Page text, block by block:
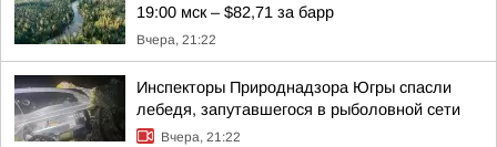
19:00 мск – $82,71 за барр
Вчера, 21:22
Инспекторы Природнадзора Югры спасли
лебедя, запутавшегося в рыболовной сети
Вчера, 21:22